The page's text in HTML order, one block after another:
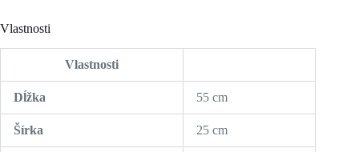
Vlastnosti
Vlastnosti
Dĺžka 55 cm
Šírka 25 cm